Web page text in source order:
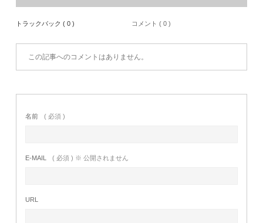
トラックバック ( 0 ) コメント ( 0 )
この記事へのコメントはありません。
名前 ( 必須 )
E-MAIL ( 必須 ) ※ 公開されません
URL